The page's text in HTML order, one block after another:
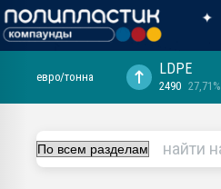
ближайшее подмосковье, с.-в.
Подмосковье, Москва
евро/тонна LDPE
2490 27,71%